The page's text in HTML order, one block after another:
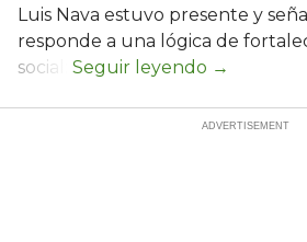
Luis Nava estuvo presente y
responde a una lógica de
social: